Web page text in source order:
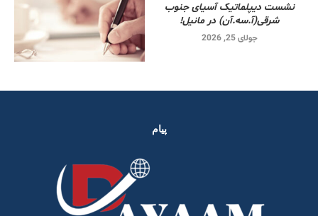
نشست دیپلماتیک آسیای جنوب
شرقی‌(آ.سه.آن) در مانیل!
جولای 25, 2026
پیام